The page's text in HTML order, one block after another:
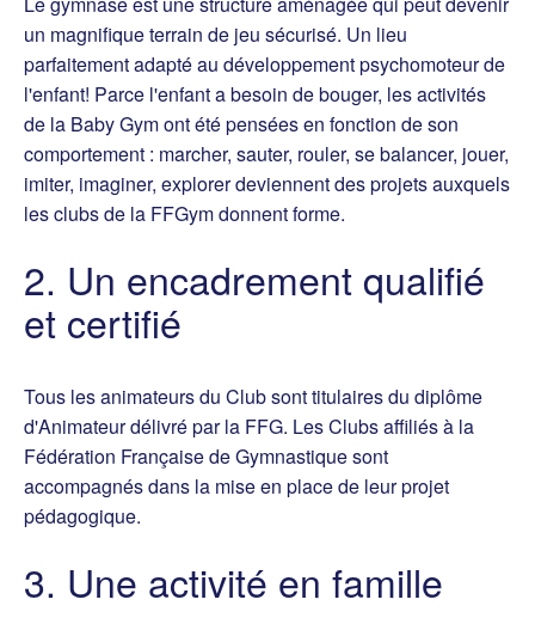
un magnifique terrain de jeu sécurisé. Un lieu
parfaitement adapté au développement psychomoteur de
l'enfant! Parce l'enfant a besoin de bouger, les activités
de la Baby Gym ont été pensées en fonction de son
comportement : marcher, sauter, rouler, se balancer, jouer,
imiter, imaginer, explorer deviennent des projets auxquels
les clubs de la FFGym donnent forme.
2. Un encadrement qualifié
et certifié
Tous les animateurs du Club sont titulaires du diplôme
d'Animateur délivré par la FFG. Les Clubs affiliés à la
Fédération Française de Gymnastique sont
accompagnés dans la mise en place de leur projet
pédagogique.
3. Une activité en famille